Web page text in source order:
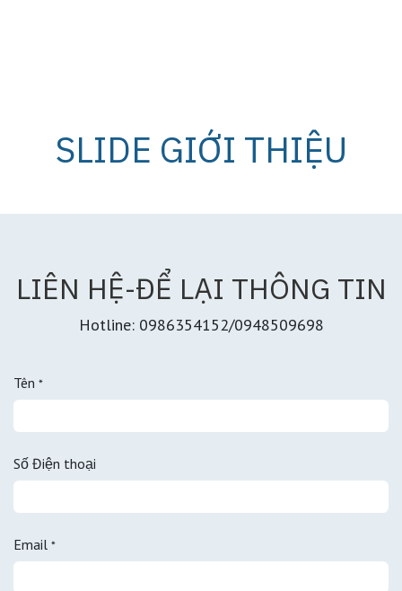
SLIDE GIỚI THIỆU
LIÊN HỆ-ĐỂ LẠI THÔNG TIN
Hotline: 0986354152/0948509698
Tên *
Số Điện thoại
Email *